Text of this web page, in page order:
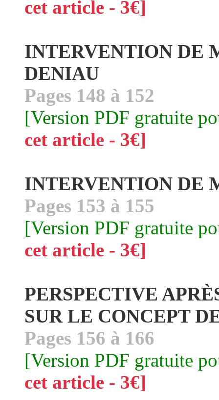
cet article - 3€]
INTERVENTION DE
DENIAU
Pages 148 à 152
[Version PDF gratuite
cet article - 3€]
INTERVENTION DE
Pages 153 à 155
[Version PDF gratuite
cet article - 3€]
PERSPECTIVE
SUR LE CONCEPT
Pages 156 à 166
[Version PDF gratuite
cet article - 3€]